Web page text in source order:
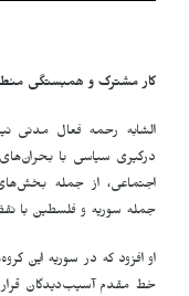
کار مشترک و همبستگی
الشابه رحمه فعال مدنی
درگیری سیاسی با
اجتماعی، از جمله
جمله سوریه و فلسطین با
او افزود که در سوریه این
خط مقدم آسیب‌دیدگان